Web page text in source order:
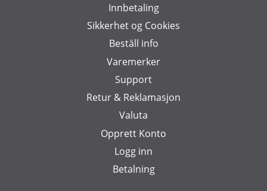
Innbetaling
Sikkerhet og Cookies
Beställ info
Varemerker
Support
Retur & Reklamasjon
Valuta
Opprett Konto
Logg inn
Betalning